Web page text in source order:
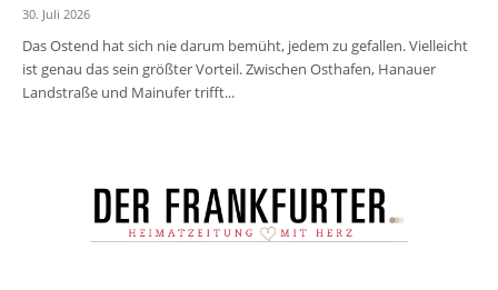
30. Juli 2026
Das Ostend hat sich nie darum bemüht, jedem zu gefallen. Vielleicht
ist genau das sein größter Vorteil. Zwischen Osthafen, Hanauer
Landstraße und Mainufer trifft...